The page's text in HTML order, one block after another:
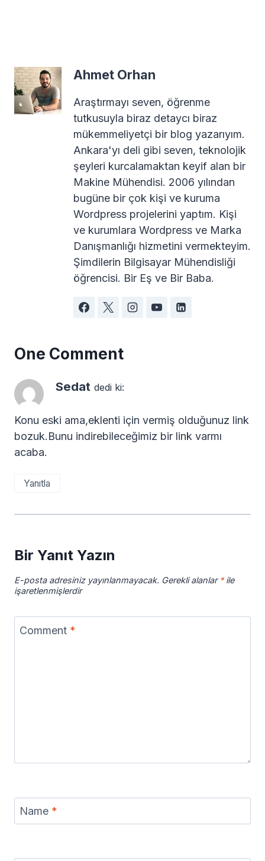
Ahmet Orhan
Araştırmayı seven, öğrenme
tutkusuyla biraz detaycı biraz
mükemmeliyetçi bir blog yazarıyım.
Ankara'yı deli gibi seven, teknolojik
şeyleri kurcalamaktan keyif alan bir
Makine Mühendisi. 2006 yılından
bugüne bir çok kişi ve kuruma
Wordpress projelerini yaptım. Kişi
ve kurumlara Wordpress ve Marka
Danışmanlığı hizmetini vermekteyim.
Şimdilerin Bilgisayar Mühendisliği
öğrencisi. Bir Eş ve Bir Baba.
One Comment
Sedat dedi ki:
Konu eski ama,eklenti için vermiş olduğunuz link
bozuk.Bunu indirebileceğimiz bir link varmı
acaba.
Yanıtla
Bir Yanıt Yazın
E-posta adresiniz yayınlanmayacak. Gerekli alanlar *ile
işaretlenmişlerdir
Comment *
Name *